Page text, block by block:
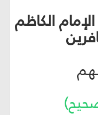
الكاظم